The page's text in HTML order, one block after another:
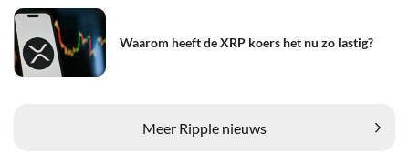
Waarom heeft de XRP koers het nu zo lastig?
Meer Ripple nieuws